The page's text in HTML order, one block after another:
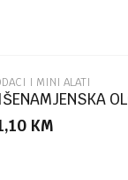
I MINI ALATI
BLACK
KM